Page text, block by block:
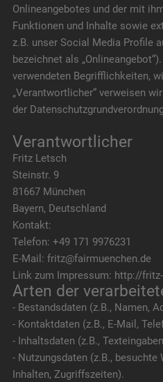
Onlineangebotes und der mit
Funktionen und Inhalte sowie
z.B. unser Social Media Profile
bezeichnet als
verwendeten Begrifflichkeiten,
„Verantwortlicher“ verweisen
der
Verantwortlicher
Fritz Letsch
Steinstr. 9
81667 München
Bayern, Deutschland
Kontakt:
Telefon: +49 171 9976231
E-Mail: fritz@fairmuenchen.de
Link zum Impressum: http://
Arten der
- Bestandsdaten (z.B., Namen,
- Kontaktdaten (z.B., E-Mail,
- Inhaltsdaten (z.B.,
- Nutzungsdaten (z.B., besuchte
Inhalten, Zugriffszeiten).